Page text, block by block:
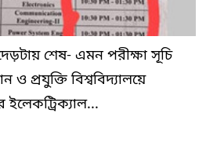
শেষ- এমন পরীক্ষা সূচি
ও প্রযুক্তি বিশ্ববিদ্যালয়ে
ইলেকট্রিক্যাল...